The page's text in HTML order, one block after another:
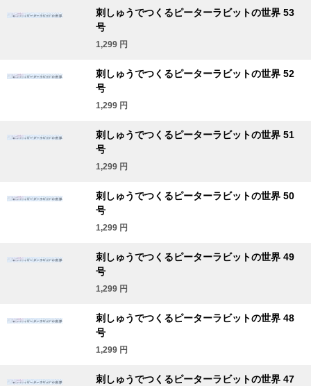
刺しゅうでつくるピーターラビットの世界 53
号
1,299 円
刺しゅうでつくるピーターラビットの世界 52
号
1,299 円
刺しゅうでつくるピーターラビットの世界 51
号
1,299 円
刺しゅうでつくるピーターラビットの世界 50
号
1,299 円
刺しゅうでつくるピーターラビットの世界 49
号
1,299 円
刺しゅうでつくるピーターラビットの世界 48
号
1,299 円
刺しゅうでつくるピーターラビットの世界 47